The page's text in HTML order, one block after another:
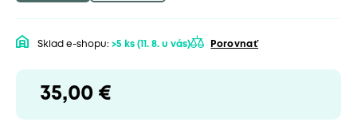
Sklad e-shopu: >5 ks (11. 8. u vás) Porovnať
35,00 €